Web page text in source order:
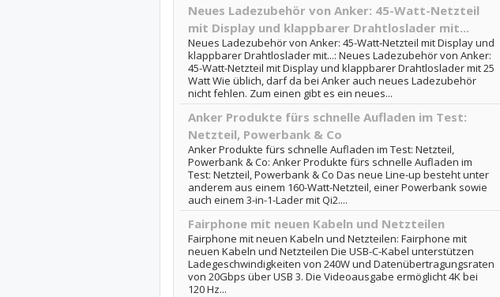
Neues Ladezubehör von Anker: 45-Watt-Netzteil
mit Display und klappbarer Drahtloslader mit...
Neues Ladezubehör von Anker: 45-Watt-Netzteil mit Display und
klappbarer Drahtloslader mit...: Neues Ladezubehör von Anker:
45-Watt-Netzteil mit Display und klappbarer Drahtloslader mit 25
Watt Wie üblich, darf da bei Anker auch neues Ladezubehör
nicht fehlen. Zum einen gibt es ein neues...
Anker Produkte fürs schnelle Aufladen im Test:
Netzteil, Powerbank & Co
Anker Produkte fürs schnelle Aufladen im Test: Netzteil,
Powerbank & Co: Anker Produkte fürs schnelle Aufladen im
Test: Netzteil, Powerbank & Co Das neue Line-up besteht unter
anderem aus einem 160-Watt-Netzteil, einer Powerbank sowie
auch einem 3-in-1-Lader mit Qi2....
Fairphone mit neuen Kabeln und Netzteilen
Fairphone mit neuen Kabeln und Netzteilen: Fairphone mit
neuen Kabeln und Netzteilen Die USB-C-Kabel unterstützen
Ladegeschwindigkeiten von 240W und Datenübertragungsraten
von 20Gbps über USB 3. Die Videoausgabe ermöglicht 4K bei
120 Hz...